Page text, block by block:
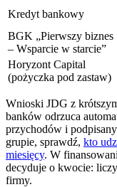
Kredyt bankowy
BGK „Pierwszy biznes
– Wsparcie w starcie”
Horyzont Capital
(pożyczka pod zastaw)
Wnioski JDG z
banków odrzuca
przychodów i
grupie, sprawdź, kto
miesięcy. W
decyduje o kwocie:
firmy.